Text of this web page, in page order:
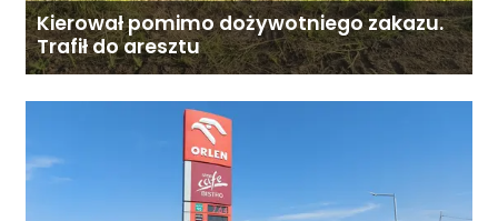
Kierował pomimo dożywotniego zakazu.
Trafił do aresztu